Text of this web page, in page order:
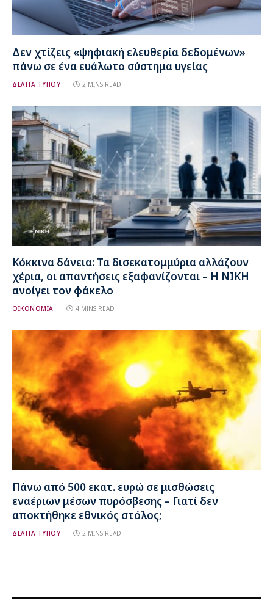
Δεν χτίζεις «ψηφιακή ελευθερία δεδομένων»
πάνω σε ένα ευάλωτο σύστημα υγείας
ΔΕΛΤΙΑ ΤΥΠΟΥ 2 MINS READ
Κόκκινα δάνεια: Τα δισεκατομμύρια αλλάζουν
χέρια, οι απαντήσεις εξαφανίζονται – Η ΝΙΚΗ
ανοίγει τον φάκελο
ΟΙΚΟΝΟΜΙΑ 4 MINS READ
Πάνω από 500 εκατ. ευρώ σε μισθώσεις
εναέριων μέσων πυρόσβεσης – Γιατί δεν
αποκτήθηκε εθνικός στόλος;
ΔΕΛΤΙΑ ΤΥΠΟΥ 2 MINS READ